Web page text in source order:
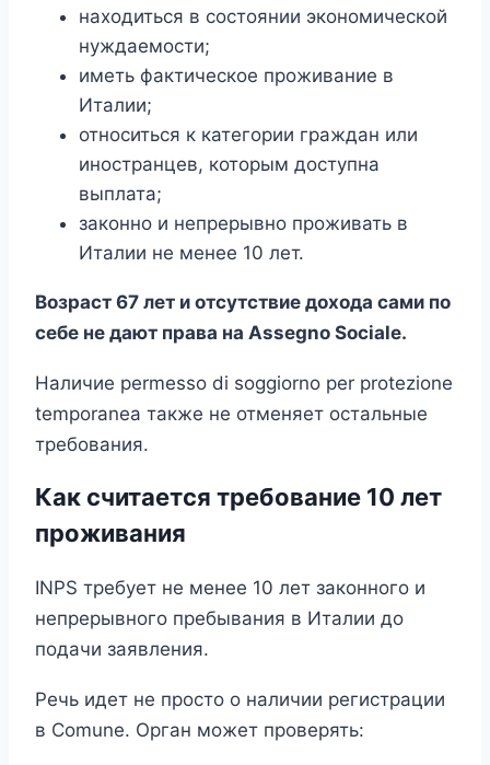
находиться в состоянии экономической
нуждаемости;
иметь фактическое проживание в
Италии;
относиться к категории граждан или
иностранцев, которым доступна
выплата;
законно и непрерывно проживать в
Италии не менее 10 лет.
Возраст 67 лет и отсутствие дохода сами по
себе не дают права на Assegno Sociale.
Наличие permesso di soggiorno per protezione
temporanea также не отменяет остальные
требования.
Как считается требование 10 лет
проживания
INPS требует не менее 10 лет законного и
непрерывного пребывания в Италии до
подачи заявления.
Речь идет не просто о наличии регистрации
в Comune. Орган может проверять: